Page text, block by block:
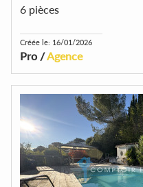
6 pièces
Créée le: 16/01/2026
Pro /Agence